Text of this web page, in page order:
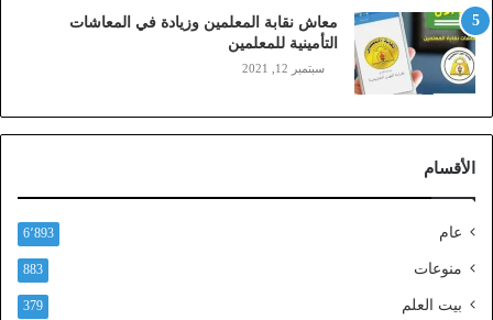
ز
ي
ن
)
ا
ل
ف
ا
ا
معاش نقابة المعلمين وزيادة في المعاشات
التأمينية للمعلمين
سبتمبر 12, 2021
الأقسام
عام 6٬893
منوعات 883
بيت العلم 379